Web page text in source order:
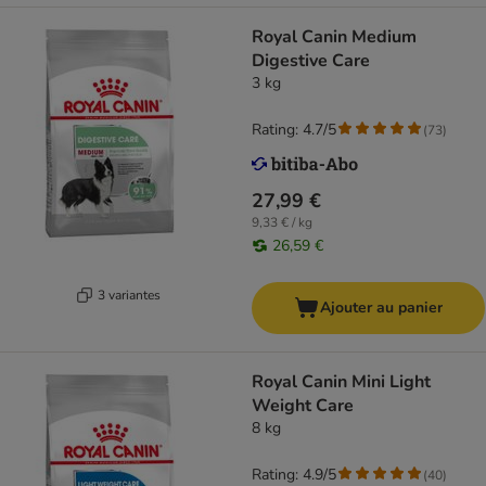
3 variantes
Royal Canin Medium
Digestive Care
3 kg
27,99 €
9,33 € / kg
26,59 €
Rating: 4.7/5 (73)
Ajouter au panier
Royal Canin Mini Light
Weight Care
8 kg
Rating: 4.9/5 (40)